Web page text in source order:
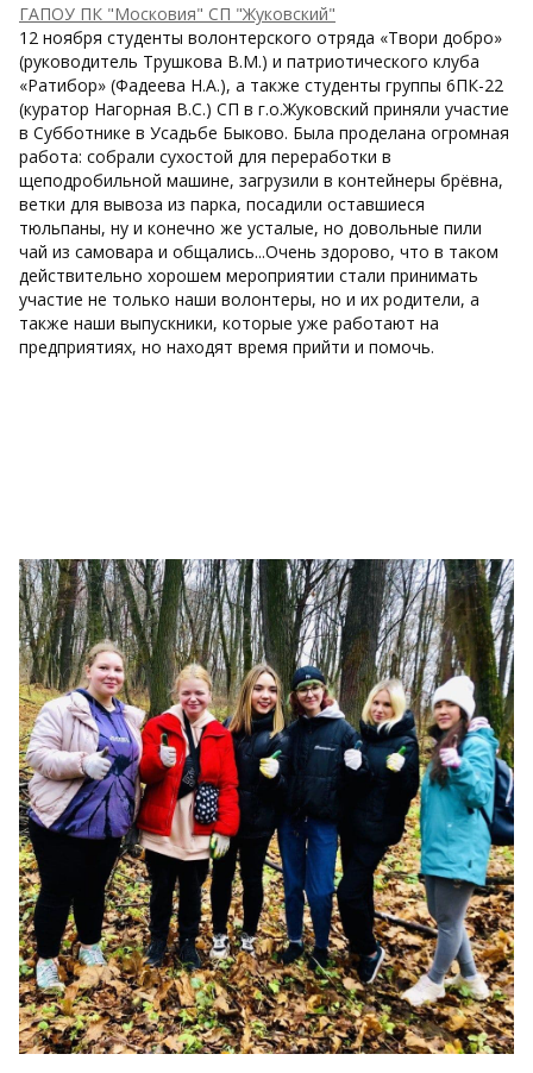
ГАПОУ ПК "Московия" СП "Жуковский"
12 ноября студенты волонтерского отряда «Твори добро»
(руководитель Трушкова В.М.) и патриотического клуба
«Ратибор» (Фадеева Н.А.), а также студенты группы 6ПК-22
(куратор Нагорная В.С.) СП в г.о.Жуковский приняли участие
в Субботнике в Усадьбе Быково. Была проделана огромная
работа: собрали сухостой для переработки в
щеподробильной машине, загрузили в контейнеры брёвна,
ветки для вывоза из парка, посадили оставшиеся
тюльпаны, ну и конечно же усталые, но довольные пили
чай из самовара и общались...Очень здорово, что в таком
действительно хорошем мероприятии стали принимать
участие не только наши волонтеры, но и их родители, а
также наши выпускники, которые уже работают на
предприятиях, но находят время прийти и помочь.